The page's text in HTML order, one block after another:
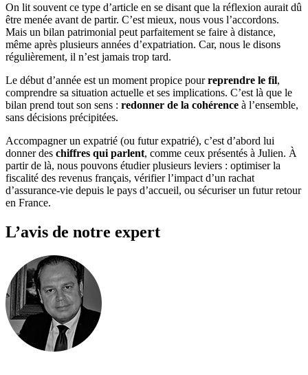
On lit souvent ce type d’article en se disant que la réflexion aurait dû
être menée avant de partir. C’est mieux, nous vous l’accordons.
Mais un bilan patrimonial peut parfaitement se faire à distance,
même après plusieurs années d’expatriation. Car, nous le disons
régulièrement, il n’est jamais trop tard.
Le début d’année est un moment propice pourreprendre le fil,
comprendre sa situation actuelle et ses implications. C’est là que le
bilan prend tout son sens : redonner de la cohérence à l’ensemble,
sans décisions précipitées.
Accompagner un expatrié (ou futur expatrié), c’est d’abord lui
donner des chiffres qui parlent, comme ceux présentés à Julien. À
partir de là, nous pouvons étudier plusieurs leviers : optimiser la
fiscalité des revenus français, vérifier l’impact d’un rachat
d’assurance-vie depuis le pays d’accueil, ou sécuriser un futur retour
en France.
L’avis de notre expert